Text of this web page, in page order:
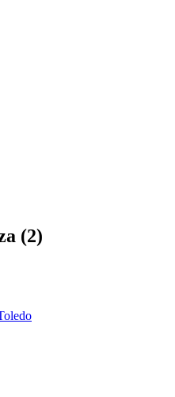
(2)